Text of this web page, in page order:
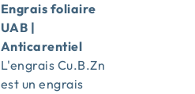
Engrais foliaire
UAB |
Anticarentiel
L'engrais Cu.B.Zn
est un engrais